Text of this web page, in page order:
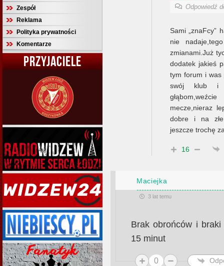
Zespół
Reklama
Polityka prywatności
Komentarze
PRZYJACIELE
Odpowiedź
Sami „znaFcy”
nie
zmianami.Już
dodatek jakieś
tym forum i was
swój klub i
mecze,nieraz
dobre i na
jeszcze trochę
16
Maciejka
3 lat temu
Brak obrońców i
15 minut
0